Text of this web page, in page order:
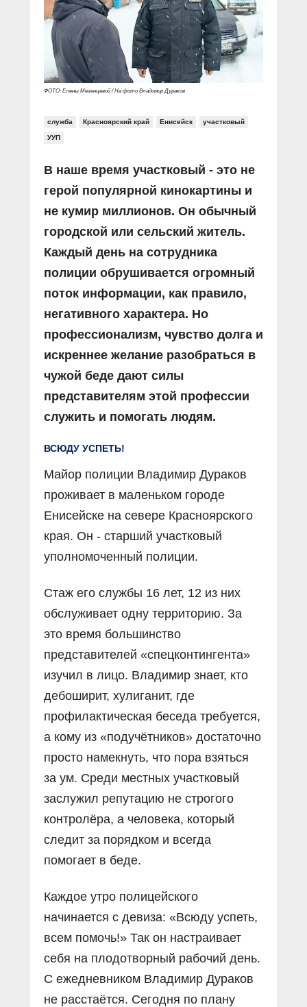
Социальные ролики
Документальные фильмы
Прямой разговор
В знании сила
Специальный репортаж
КиберПОСТОВОЙ
Газета «Щит и меч»
Журнал «Полиция России»
О ПОРТАЛЕ
Контакты
Вакансии
ФОТО: Елены Мезенцевой / На фото Владимир Дураков
служба Красноярский край Енисейск участковый
УУП
В наше время участковый - это не
герой популярной кинокартины и
не кумир миллионов. Он обычный
городской или сельский житель.
Каждый день на сотрудника
полиции обрушивается огромный
поток информации, как правило,
негативного характера. Но
профессионализм, чувство долга и
искреннее желание разобраться в
чужой беде дают силы
представителям этой профессии
служить и помогать людям.
ВСЮДУ УСПЕТЬ!
Майор полиции Владимир Дураков
проживает в маленьком городе
Енисейске на севере Красноярского
края. Он - старший участковый
уполномоченный полиции.
Стаж его службы 16 лет, 12 из них
обслуживает одну территорию. За
это время большинство
представителей «спецконтингента»
изучил в лицо. Владимир знает, кто
дебоширит, хулиганит, где
профилактическая беседа требуется,
а кому из «подучётников» достаточно
просто намекнуть, что пора взяться
за ум. Среди местных участковый
заслужил репутацию не строгого
контролёра, а человека, который
следит за порядком и всегда
помогает в беде.
Каждое утро полицейского
начинается с девиза: «Всюду успеть,
всем помочь!» Так он настраивает
себя на плодотворный рабочий день.
С ежедневником Владимир Дураков
не расстаётся. Сегодня по плану